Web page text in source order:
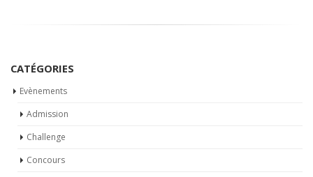
CATÉGORIES
Evènements
Admission
Challenge
Concours